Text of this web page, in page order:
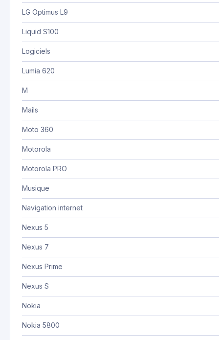
LG Optimus L9
Liquid S100
Logiciels
Lumia 620
M
Mails
Moto 360
Motorola
Motorola PRO
Musique
Navigation internet
Nexus 5
Nexus 7
Nexus Prime
Nexus S
Nokia
Nokia 5800